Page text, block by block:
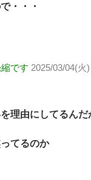
・・・
です 2025/03/04(火
理由にしてるん
てるのか